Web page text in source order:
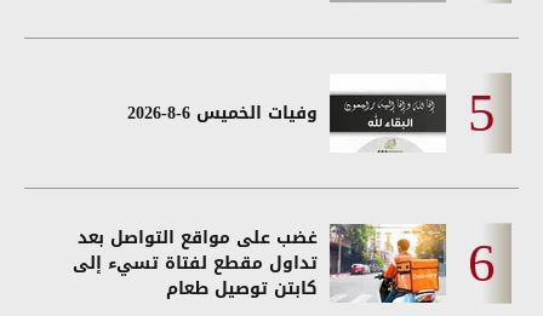
وفيات الخميس 6-8-2026
غضب على مواقع التواصل بعد
تداول مقطع لفتاة تسيء إلى
كابتن توصيل طعام